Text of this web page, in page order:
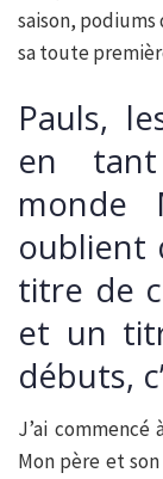
saison, podiums
sa toute
Pauls,
en
monde
oublient
titre de
et un
débuts,
J’ai
Mon père et